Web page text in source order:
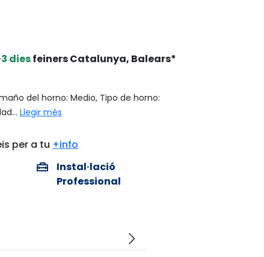
diesfeiners Catalunya, Balears*
del horno: Medio, Tipo de horno:
Llegir més
per a tu +info
home_repair_service
Instal·lació
Professional
arrow_forward_ios